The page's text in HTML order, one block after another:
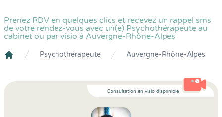
Prenez RDV en quelques clics et recevez un rappel sms
de votre rendez-vous avec un(e) Psychothérapeute au
cabinet ou par visio à Auvergne-Rhône-Alpes
Psychothérapeute Auvergne-Rhône-Alpes
Consultation en visio disponible